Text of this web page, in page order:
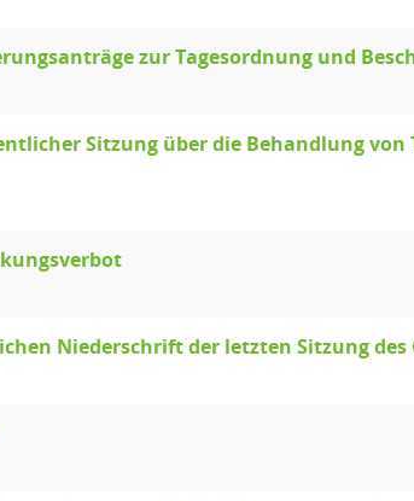
zur Tagesordnung und
Sitzung über die Behandlung
Niederschrift der letzten Sitzung des